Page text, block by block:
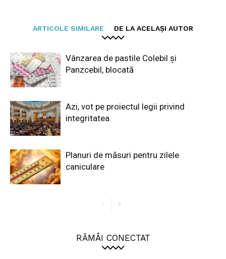
ARTICOLE SIMILARE DE LA ACELAȘI AUTOR
Vânzarea de pastile Colebil și
Panzcebil, blocată
Azi, vot pe proiectul legii privind
integritatea
Planuri de măsuri pentru zilele
caniculare
RĂMÂI CONECTAT